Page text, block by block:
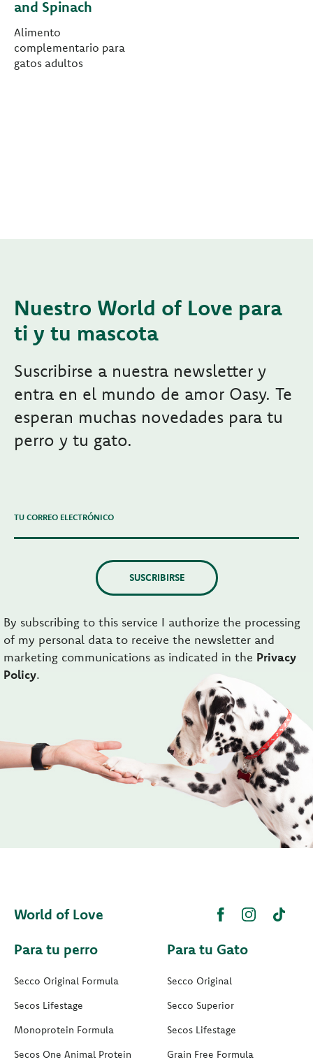
and Spinach
Alimento
complementario para
gatos adultos
Nuestro World of Love para
ti y tu mascota
Suscribirse a nuestra newsletter y
entra en el mundo de amor Oasy. Te
esperan muchas novedades para tu
perro y tu gato.
TU CORREO ELECTRÓNICO
SUSCRIBIRSE
By subscribing to this service I authorize the processing
of my personal data to receive the newsletter and
marketing communications as indicated in the Privacy
Policy.
World of Love
Para tu perro
Secco Original Formula
Secos Lifestage
Monoprotein Formula
Secos One Animal Protein
Para tu Gato
Secco Original
Secco Superior
Secos Lifestage
Grain Free Formula